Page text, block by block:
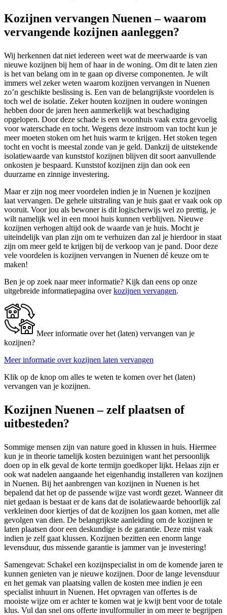
Kozijnen vervangen Nuenen – waarom
vervangende kozijnen aanleggen?
Wij herkennen dat niet iedereen weet wat de meerwaarde is van
nieuwe kozijnen bij hem of haar in de woning. Om dit te laten zien
is het van belang om in te gaan op diverse componenten. Je wilt
immers wel zeker weten waarom kozijnen vervangen in Nuenen
zo’n geschikte beslissing is. Een van de belangrijkste voordelen is
toch wel de isolatie. Zeker houten kozijnen in oudere woningen
hebben door de jaren heen aanmerkelijk wat beschadiging
opgelopen. Door deze schade is een woonhuis vaak extra gevoelig
voor waterschade en tocht. Wegens deze instroom van tocht kun je
meer moeten stoken om het huis warm te krijgen. Het stoken tegen
tocht en vocht is meestal zonde van je geld. Dankzij de uitstekende
isolatiewaarde van kunststof kozijnen blijven dit soort aanvullende
onkosten je bespaard. Kunststof kozijnen zijn dan ook een
duurzame en zinnige investering.
Maar er zijn nog meer voordelen indien je in Nuenen je kozijnen
laat vervangen. De gehele uitstraling van je huis gaat er vaak ook op
vooruit. Voor jou als bewoner is dit logischerwijs wel zo prettig, je
wilt namelijk wel in een mooi huis kunnen verblijven. Nieuwe
kozijnen verhogen altijd ook de waarde van je huis. Mocht je
uiteindelijk van plan zijn om te verhuizen dan zal je hierdoor in staat
zijn om meer geld te krijgen bij de verkoop van je pand. Door deze
vele voordelen is kozijnen vervangen in Nuenen dé keuze om te
maken!
Ben je op zoek naar meer informatie? Kijk dan eens op onze
uitgebreide informatiepagina overkozijnen vervangen.
Meer informatie over het (laten) vervangen van je
kozijnen?
Meer informatie over kozijnen laten vervangen
Klik op de knop om alles te weten te komen over het (laten)
vervangen van je kozijnen.
Kozijnen Nuenen – zelf plaatsen of
uitbesteden?
Sommige mensen zijn van nature goed in klussen in huis. Hiermee
kun je in theorie tamelijk kosten bezuinigen want het persoonlijk
doen op in elk geval de korte termijn goedkoper lijkt. Helaas zijn er
ook wat nadelen aangaande het eigenhandig installeren van kozijnen
in Nuenen. Bij het aanbrengen van kozijnen in Nuenen is het
bepalend dat het op de passende wijze vast wordt gezet. Wanneer dit
niet gedaan is bestaat er de kans dat de isolatiewaarde behoorlijk zal
verkleinen door kiertjes of dat de kozijnen los gaan komen, met alle
gevolgen van dien. De belangrijkste aanleiding om de kozijnen te
laten plaatsen door een deskundige is de garantie. Deze mist vaak
indien je zelf gaat klussen. Kozijnen bezitten een enorm lange
levensduur, dus missende garantie is jammer van je investering!
Samengevat: Schakel een kozijnspecialist in om de komende jaren te
kunnen genieten van je nieuwe kozijnen. Door de lange levensduur
en het gemak van plaatsing vallen de kosten mee indien je een
specialist inhuurt in Nuenen. Het opvragen van offertes is de
mooiste wijze om er achter te komen wat je kwijt bent voor de totale
klus. Vul dan snel ons offerte invulformulier in om meer te begrijpen